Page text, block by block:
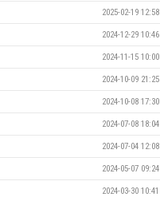
2025-02-19 12:58
2024-12-29 10:46
2024-11-15 10:00
2024-10-09 21:25
2024-10-08 17:30
2024-07-08 18:04
2024-07-04 12:08
2024-05-07 09:24
2024-03-30 10:41